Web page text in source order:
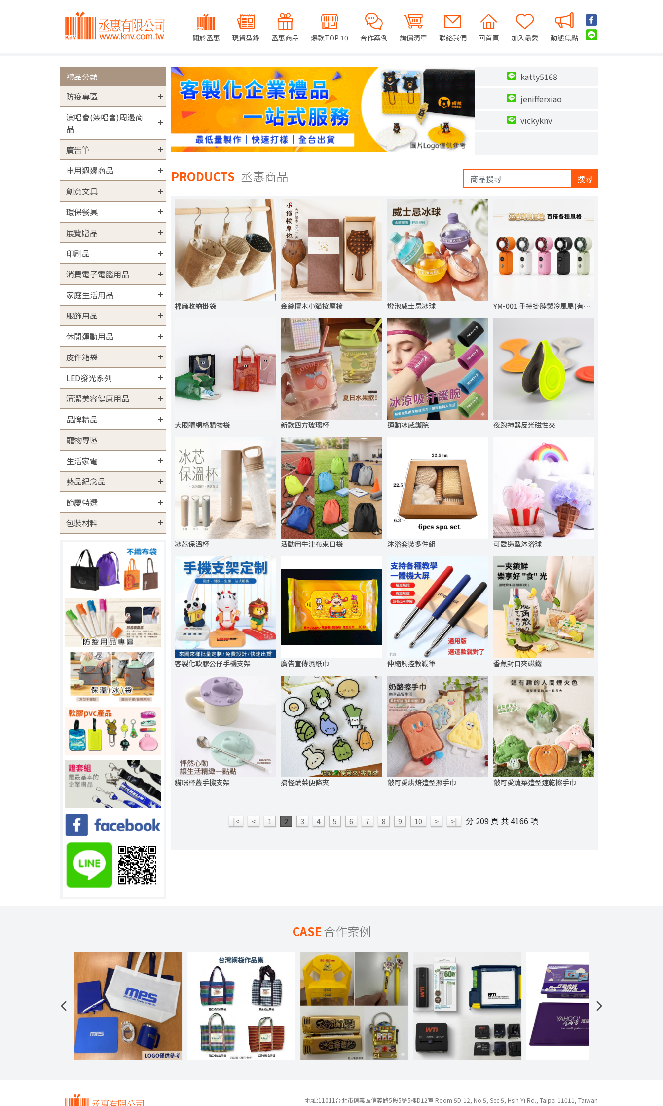
關於丞惠 現貨型錄 丞惠商品 爆款TOP 10 合作案例 詢價清單 聯絡我們 回首頁 加入最愛 動態焦點
禮品分類
防疫專區
演唱會(簽唱會)周邊商
品
廣告筆
車用週邊商品
創意文具
環保餐具
展覽贈品
印刷品
消費電子電腦用品
家庭生活用品
服飾用品
休閒運動用品
皮件箱袋
LED發光系列
清潔美容健康用品
品牌精品
寵物專區
生活家電
藝品紀念品
節慶特選
包裝材料
katty5168
jenifferxiao
vickyknv
PRODUCTS 丞惠商品 搜尋
棉麻收納掛袋 金絲檀木小貓按摩梳 燈泡威士忌冰球 YM-001 手持掛脖製冷風扇(有BSMI)
大眼睛網格購物袋 新款四方玻璃杯 運動冰感護脘 夜跑神器反光磁性夾
冰芯保溫杯 活動用牛津布束口袋 沐浴套裝多件組 可愛造型沐浴球
客製化軟膠公仔手機支架 廣告宣傳濕紙巾 伸縮觸控教鞭筆 香蕉封口夾磁鐵
貓咪杯蓋手機支架 搞怪蔬菜便條夾 敲可愛烘焙造型擦手巾 敲可愛蔬菜造型速乾擦手巾
|< < 1 2 3 4 5 6 7 8 9 10 > >| 分 209 頁 共 4166 項
CASE合作案例
地址:11011台北市信義區信義路5段5號5樓D12室 Room 5D-12, No.5, Sec.5, Hsin Yi Rd., Taipei 11011, Taiwan